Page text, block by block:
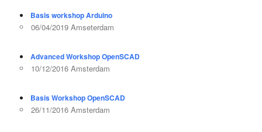
Basis workshop Arduino
06/04/2019 Amseterdam
Advanced Workshop OpenSCAD
10/12/2016 Amsterdam
Basis Workshop OpenSCAD
26/11/2016 Amsterdam